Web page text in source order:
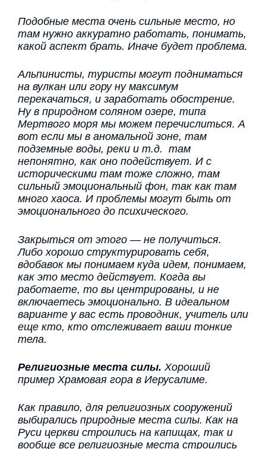
Подобные места очень сильные место, но
там нужно аккуратно работать, понимать,
какой аспект брать. Иначе будет проблема.
Альпинисты, туристы могут подниматься
на вулкан или гору ну максимум
перекачаться, и заработать обострение.
Ну в природном соляном озере, типа
Мертвого моря мы можем перечислиться. А
вот если мы в аномальной зоне, там
подземные воды, реки и т.д. там
непонятно, как оно подействует. И с
историческими там тоже сложно, там
сильный эмоциональный фон, так как там
много хаоса. И проблемы могут быть от
эмоционального до психического.
Закрыться от этого — не получиться.
Либо хорошо структурировать себя,
вдобавок мы понимаем куда идем, понимаем,
как это место действует. Когда вы
работаете, то вы центрированы, и не
включаетесь эмоционально. В идеальном
варианте у вас есть проводник, учитель или
еще кто, кто отслеживает ваши тонкие
тела.
Религиозные места силы. Хороший
пример Храмовая гора в Иерусалиме.
Как правило, для религиозных сооружений
выбирались природные места силы. Как на
Руси церкви строились на капищах, так и
вообще все религиозные места строились